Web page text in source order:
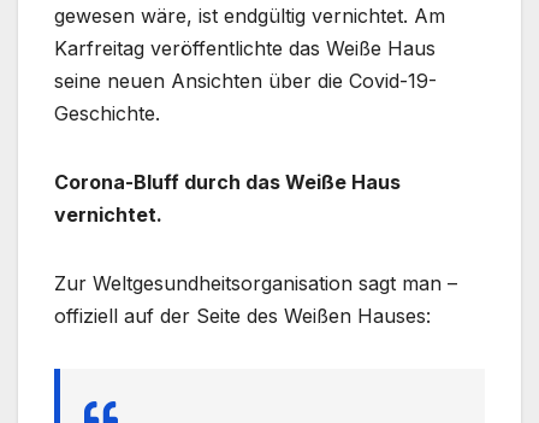
gewesen wäre, ist endgültig vernichtet. Am
Karfreitag veröffentlichte das Weiße Haus
seine neuen Ansichten über die Covid-19-
Geschichte.
Corona-Bluff durch das Weiße Haus
vernichtet.
Zur Weltgesundheitsorganisation sagt man –
offiziell auf der Seite des Weißen Hauses: